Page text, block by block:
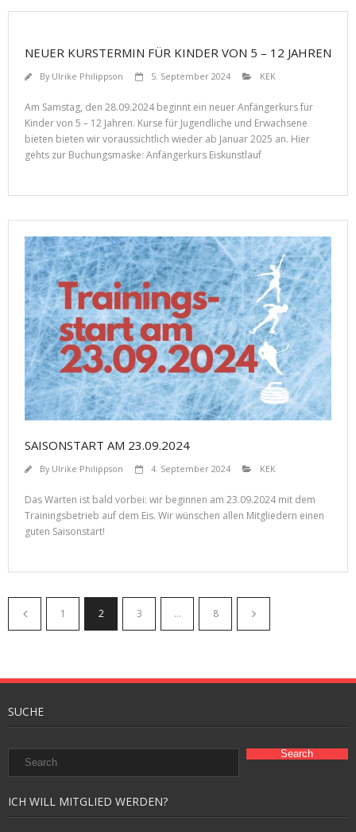
NEUER KURSTERMIN FÜR KINDER VON 5 – 12 JAHREN
By Ulrike Philippson 5. September 2024 KEK
Am Samstag, den 28.09.2024 beginnt ein neuer Anfängerkurs für
Kinder von 5 – 12 Jahren. Kurse für Jugendliche und Erwachsene
bieten bieten wir voraussichtlich wieder ab Januar 2025 an. Hier
gehts zur Buchungsmaske: Anfängerkurs Eiskunstlauf
SAISONSTART AM 23.09.2024
By Ulrike Philippson 4. September 2024 KEK
Das Warten ist bald vorbei: wir beginnen am 23.09.2024 mit dem
Trainingsbetrieb auf dem Eis. Wir wünschen allen Mitgliedern einen
guten Saisonstart!
1 2 3 … 8
SUCHE
ICH WILL MITGLIED WERDEN?